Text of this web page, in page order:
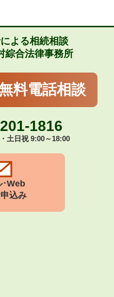
よる相続相談
綜合法律事務所
料電話相談
1816
土日祝 9:00～18:00
･Web
込み